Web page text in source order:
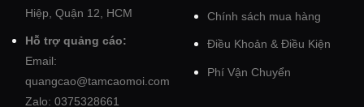
Hiệp, Quận 12, HCM
Hỗ trợ quảng cáo:
Email:
quangcao@tamcaomoi.com
Zalo: 0375328661
Chính sách mua hàng
Điều Khoản & Điều Kiện
Phí Vận Chuyển